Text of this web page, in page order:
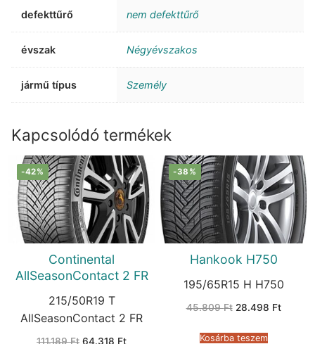
defekttűrő nem defekttűrő
évszak Négyévszakos
jármű típus Személy
Kapcsolódó termékek
-42%
Continental
AllSeasonContact 2 FR
215/50R19 T
AllSeasonContact 2 FR
111.189Ft Original
64.318 FtCurrent
-38%
Hankook H750
195/65R15 H H750
45.809Ft Original
45.809 Ft.
28.498 FtCurrent
Kosárba teszem